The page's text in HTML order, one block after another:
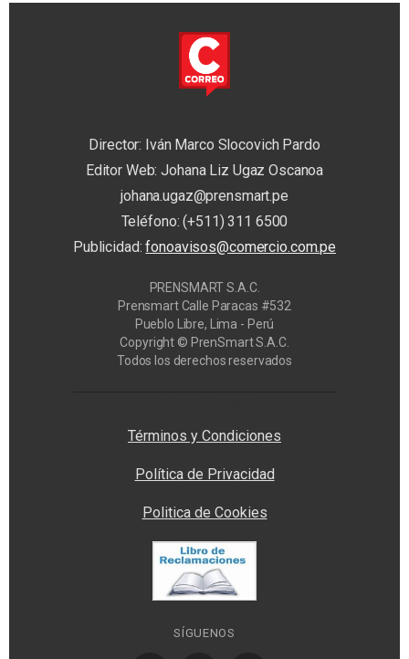
Director: Iván Marco Slocovich Pardo
Editor Web: Johana Liz Ugaz Oscanoa
johana.ugaz@prensmart.pe
Teléfono: (+511) 311 6500
Publicidad:fonoavisos@comercio.com.pe
PRENSMART S.A.C.
Prensmart Calle Paracas #532
Pueblo Libre, Lima - Perú
Copyright © PrenSmart S.A.C.
Todos los derechos reservados
Términos y Condiciones
Política de Privacidad
Politica de Cookies
SÍGUENOS